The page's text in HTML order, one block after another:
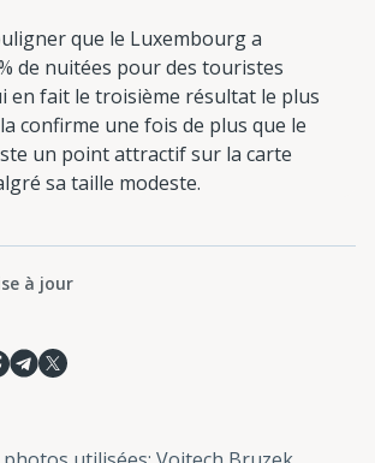
que le Luxembourg a
de nuitées pour des touristes
en fait le troisième résultat le plus
confirme une fois de plus que le
un point attractif sur la carte
sa taille modeste.
à jour